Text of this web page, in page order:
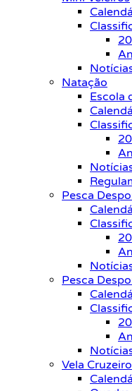
Natação
Escola
Pesca
Pesca
Vela Cruzeiro